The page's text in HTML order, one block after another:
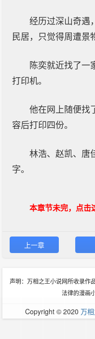
经历过深山奇遇
民居，只觉得周遭景
陈奕就近找了一
打印机。
他在网上随便找
容后打印四份。
林浩、赵凯、唐
字。
本章节未完，点击
上一章
声明：万相之王小说网所收录作
法律的漫画
Copyright © 2020 万